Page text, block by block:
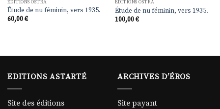
ÉDITIONS OSTRA
Étude de nu féminin, vers 1935.
60,00€
ÉDITIONS OSTRA
Étude de nu féminin, vers 1935.
100,00€
EDITIONS ASTARTÉ
Site des éditions
ARCHIVES D’ÉROS
Site payant